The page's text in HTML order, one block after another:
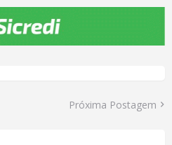
Próxima Postagem